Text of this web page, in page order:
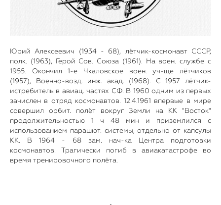
Юрий Алексеевич (1934 - 68), лётчик-космонавт СССР,
полк. (1963), Герой Сов. Союза (1961). На воен. службе с
1955. Окончил 1-е Чкаловское воен. уч-ще лётчиков
(1957), Военно-возд. инж. акад. (1968). С 1957 лётчик-
истребитель в авиац. частях СФ. В 1960 одним из первых
зачислен в отряд космонавтов. 12.4.1961 впервые в мире
совершил орбит. полёт вокруг Земли на КК "Восток"
продолжительностью 1 ч 48 мин и приземлился с
использованием парашют. системы, отдельно от капсулы
КК. В 1964 - 68 зам. нач-ка Центра подготовки
космонавтов. Трагически погиб в авиакатастрофе во
время тренировочного полёта.